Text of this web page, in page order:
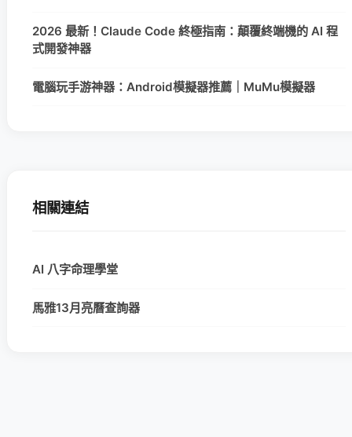
2026 最新！Claude Code 終極指南：顛覆終端機的 AI 程
式開發神器
電腦玩手游神器：Android模擬器推薦｜MuMu模擬器
相關連結
AI 八字命理學堂
馬雅13月亮曆查詢器